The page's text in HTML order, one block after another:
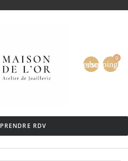
person
0
PRENDRE RDV